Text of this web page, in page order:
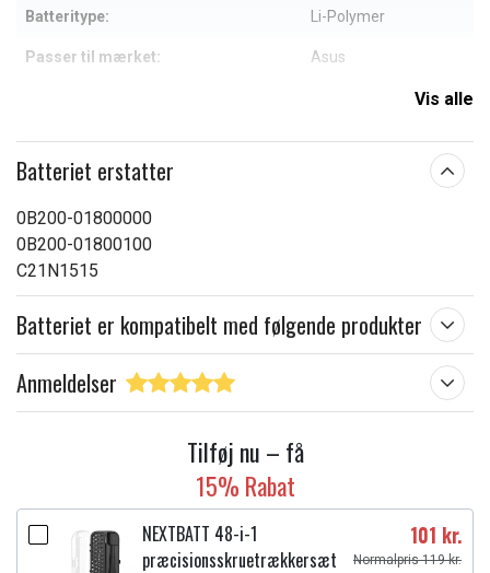
Batteritype: Li-Polymer
Passer til mærket: Asus
Vis alle
Batteriet erstatter
0B200-01800000
0B200-01800100
C21N1515
Batteriet er kompatibelt med følgende produkter
Anmeldelser
Tilføj nu – få
15% Rabat
NEXTBATT 48-i-1
præcisionsskruetrækkersæt
101 kr.
Normalpris 119 kr.